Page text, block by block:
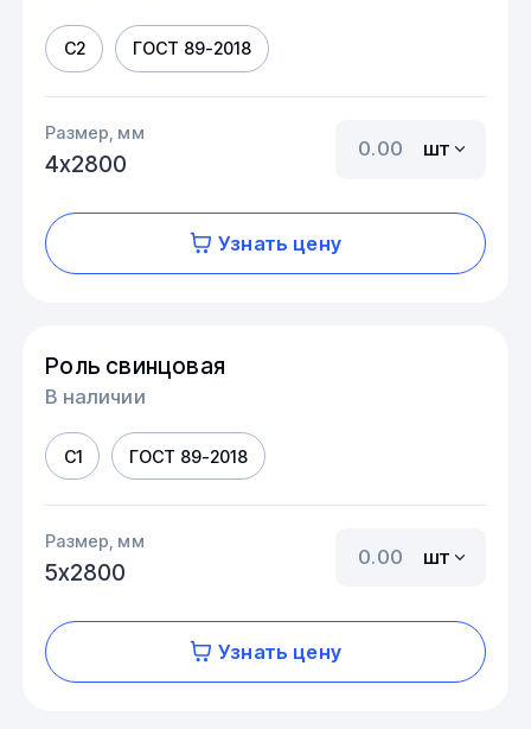
С2 ГОСТ 89-2018
Размер, мм
4х2800
шт
Узнать цену
Роль свинцовая
В наличии
С1 ГОСТ 89-2018
Размер, мм
5х2800
шт
Узнать цену